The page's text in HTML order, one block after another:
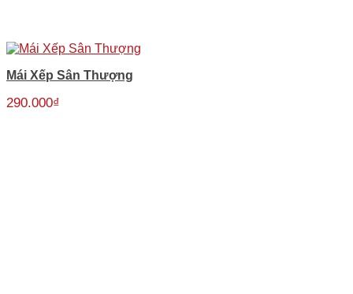
Mái Xếp Sân Thượng
290.000₫